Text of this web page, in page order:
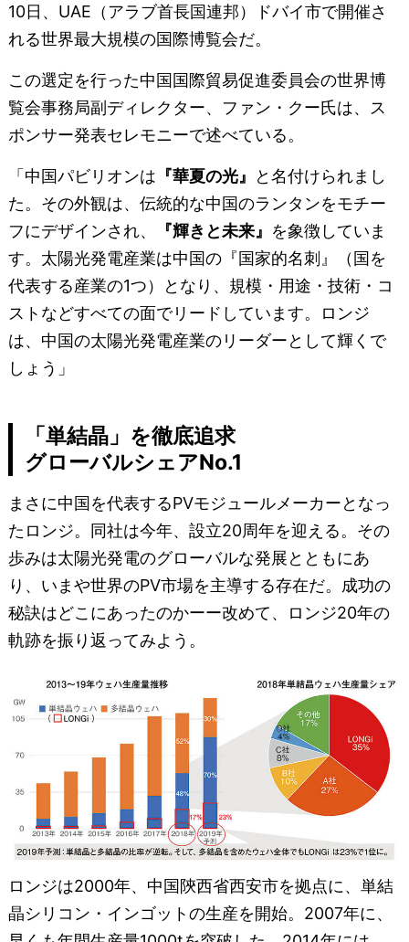
10日、UAE（アラブ首長国連邦）ドバイ市で開催さ
れる世界最大規模の国際博覧会だ。
この選定を行った中国国際貿易促進委員会の世界博
覧会事務局副ディレクター、ファン・クー氏は、ス
ポンサー発表セレモニーで述べている。
「中国パビリオンは 『華夏の光』
と名付けられまし
た。その外観は、伝統的な中国のランタンをモチー
フにデザインされ、
『輝きと未来』 を象徴していま
す。太陽光発電産業は中国の『国家的名刺』（国を
代表する産業の1つ）となり、規模・用途・技術・コ
ストなどすべての面でリードしています。ロンジ
は、中国の太陽光発電産業のリーダーとして輝くで
しょう」
「単結晶」を徹底追求
グローバルシェアNo.1
まさに中国を代表するPVモジュールメーカーとなっ
たロンジ。同社は今年、設立20周年を迎える。その
歩みは太陽光発電のグローバルな発展とともにあ
り、いまや世界のPV市場を主導する存在だ。成功の
秘訣はどこにあったのかーー改めて、ロンジ20年の
軌跡を振り返ってみよう。
ロンジは2000年、中国陝西省西安市を拠点に、単結
晶シリコン・インゴットの生産を開始。2007年に、